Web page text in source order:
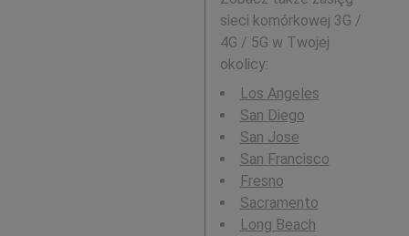
sieci komórkowej 3G /
4G / 5G w Twojej
okolicy:
Los Angeles
San Diego
San Jose
San Francisco
Fresno
Sacramento
Long Beach